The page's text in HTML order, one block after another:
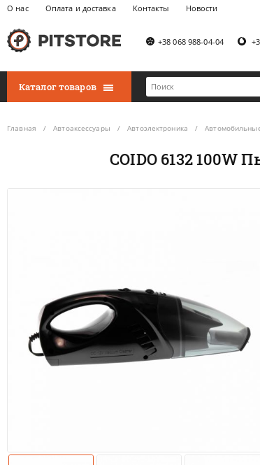
О нас Оплата и доставка Контакты Новости
+38 068 988-04-04
Каталог товаров
Главная Автоаксессуары Автоэлектроника
COIDO 6132